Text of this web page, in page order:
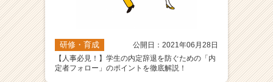
研修・育成
公開日：2021年06月28日
【人事必見！】学生の内定辞退を防ぐための「内
定者フォロー」のポイントを徹底解説！